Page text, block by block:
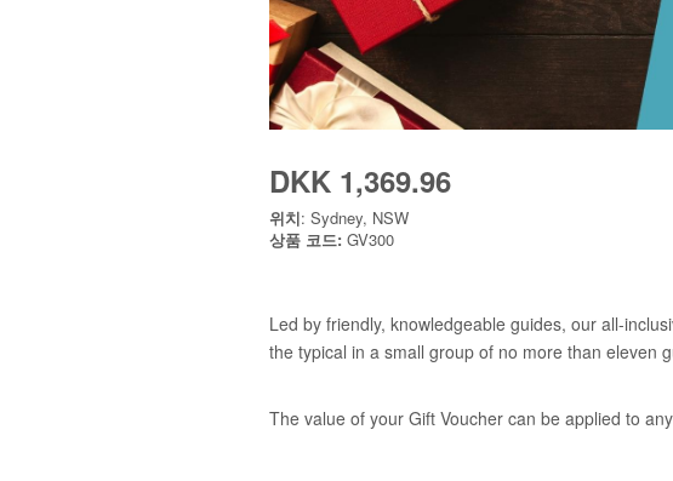
DKK 1,369.96
위치: Sydney, NSW
상품 코드: GV300
Led by friendly, knowledgeable guides, our all-
the typical in a small group of no more than eleven
The value of your Gift Voucher can be applied to